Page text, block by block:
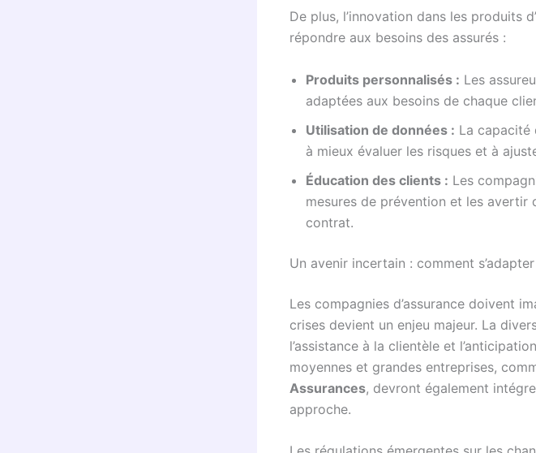
De plus, l’innovation dans les produits
répondre aux besoins des assurés :
Produits personnalisés : Les
adaptées aux besoins de chaque
Utilisation de données : La capacité
à mieux évaluer les risques et à
Éducation des clients : Les
mesures de prévention et les avertir
contrat.
Un avenir incertain : comment
Les compagnies d’assurance doivent
crises devient un enjeu majeur. La
l’assistance à la clientèle et
moyennes et grandes entreprises,
Assurances, devront également
approche.